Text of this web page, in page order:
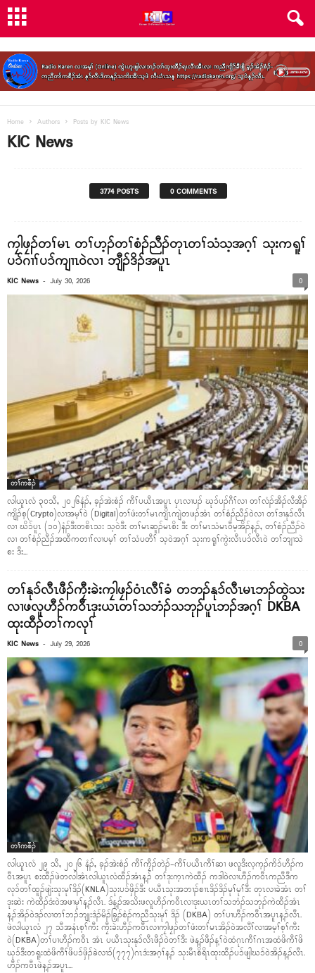
Home Authors Posts by KIC News
KIC News
3774 POSTS 0 COMMENTS
ကၠါဖၠၣ်တၢ်မၤ တၢ်ဟ့ၣ်တၢ်စံၣ်ညီၣ်တုၤတၢ်သံသ့အဂ့ၢ် သုးကရူၢ်
ပၥ်ဂၢၢ်ပၥ်ကျၢၤဝဲလၢ ဘျီၣ်ဒိၣ်အပူၤ
KIC News - July 30, 2026 0
တၢ်ကစီၣ်
လါယူၤလံ ၃၀သီ, ၂၀၂၆နံၣ်, ခ့ၣ်အဲးစံၣ် ကီၢ်ပယီၤအပူၤ ပှၤလၢပၣ် ဃုၥ်ပၣ်ဂီၢ်လၢ တၢ်လံၣ်အီၣ်လီအီၣ်
ကျိၣ်စ့(Crypto)လၢအမ့ၢ်ဝဲ (Digital)တၢ်ဖံးတၢ်မၤကျိၤကျဲတဖၣ်အံၤ တၢ်စံၣ်ညီၣ်ဝဲလၢ တၢ်ဒၢနုၥ်လီၤ
လၢ ဃိၥ်ပူၤ (၁၀)နံၣ်ဒီးတစိၤသး သ့ဝဲဒီး တၢ်မၤဆူၣ်မၤစိး ဒီး တၢ်မၤသံမၤဝီမ့အိၣ်န့ၣ်, တၢ်စံၣ်ညီၣ်ဝဲ
လၢ တၢ်စံၣ်ညီၣ်အထီကတၢၢ်လၢပမ့ၢ် တၢ်သံပတီၢ် သ့ဝဲအဂ့ၢ် သုးကရူၢ်ကွဲးလီၤပၥ်လီၤဝဲ တၢ်ဘျၢသဲ
စး ဒီး...
တၢ်နုၥ်လီၤဖီၣ်ကၠီးခဲးကၠါဖၠၣ်ဝံၤလီၢ်ခံ တဘၣ်နုၥ်လီၤမၤဘၣ်ထွဲသး
လၢဖလူဟီၣ်ကဝီၤဒုးယၤတၢ်သဘံၣ်သဘုၣ်ပူၤဘၣ်အဂ့ၢ် DKBA
ထုးထီၣ်တၢ်ကလုၢ်
KIC News - July 29, 2026 0
တၢ်ကစီၣ်
လါယူၤလံ ၂၉ သီ, ၂၀၂၆ နံၣ်, ခ့ၣ်အဲးစံၣ် ကီၢ်ကၠီၣ်တဲၣ်-ကီၢ်ပယီၤကီၢ်ဆၢ ဖလူဒီးလ့က့ၣ်ကိၥ်ဟီၣ်က
ဝီၤအပူၤ စးထီၣ်ဖဲတလါအံၤလါယူၤလံထီၣ်အံၤန့ၣ် တၢ်ဒုးက့ၤကဲထီၣ် ကဒါဝဲလၢဟီၣ်ကဝီၤကညီဒီက
လုၥ်တၢ်ထူၣ်ဖျဲးသုးမုၢ်ဒိၣ်(KNLA)သုးပၥ်ဖှိၣ်ဒီး ပယီၤသုးအဘၢၣ်စၢၤဒိၣ်ဒိၣ်မုၢ်မုၢ်ဒီး တုၤလၢခဲအံၤ တၢ်
ဒုးဆဲး ကဲထီၣ်ဒံးဝဲအဖၢမုၢ်န့ၣ်လီၤ. ဒ်န့ၣ်အသိးဖလူဟီၣ်ကဝီၤလၢဒုးယၤတၢ်သဘံၣ်သဘုၣ်ကဲထီၣ်အံၤ
န့ၣ်အိၣ်ဝဲဒၣ်လၢတၢ်ဘၣ်ဘျုးဒံၣ်မိၣ်ခြ့ၣ်စံၣ်ကညီသုးမုၢ် ဒိၣ် (DKBA) တၢ်ပၢဟီၣ်ကဝီၤအပူၤန့ၣ်လီၤ.
ဖဲလါယူၤလံ ၂၇ သီအနံၤစ့ၢ်ကီး ကၠီးခဲးဟီၣ်ကဝီၤလၢကၠါဖၠၣ်တၢ်ဖံးတၢ်မၤအိၣ်ဝဲအလီၢ်လၢအမ့ၢ်စ့ၢ်ကီး
ဝဲ(DKBA)တၢ်ပၢဟီၣ်ကဝီၤ အံၤ ပယီၤသုးနုၥ်လီၤဖီၣ်ဝဲတၢ်ဒီး ဖဲန့ၣ်ဖီၣ်န့ၢ်ဝဲထံဂုၤကီၢ်ဂၤအထံဖိကီၢ်ဖိ
ဃုၥ်ဒီးတရူးထံဖိကီၢ်ဖိပၥ်ဖှိၣ်ခဲလၢၥ်(၇၇၇)ဂၤဒံးအဂ့ၢ်န့ၣ် သုးမီၤစိရိၤထုးထီၣ်ပၥ်ဖျါဃၥ်ဝဲအိၣ်န့ၣ်လီၤ.
ဟီၣ်ကဝီၤဖဲန့ၣ်အပူၤ...